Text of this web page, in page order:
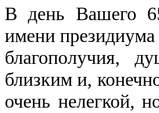
В день Вашего
имени
благополучия,
близким и,
очень нелегкой,